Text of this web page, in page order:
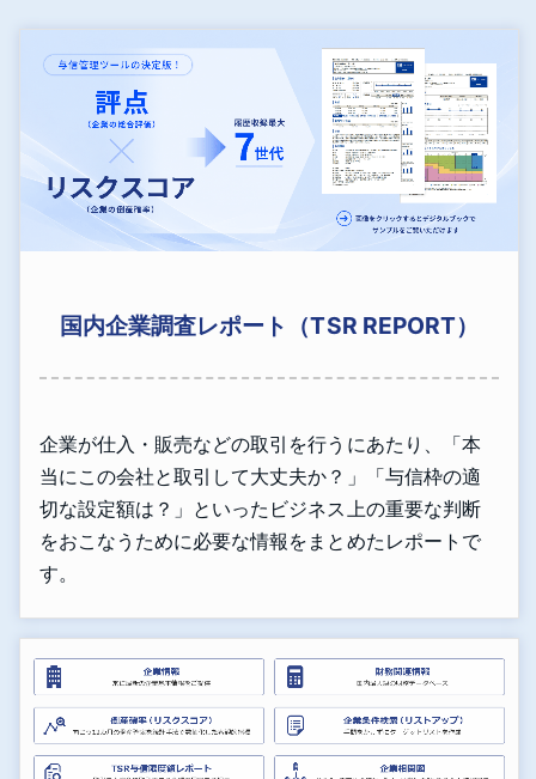
国内企業調査レポート（TSR REPORT）
企業が仕入・販売などの取引を行うにあたり、「本
当にこの会社と取引して大丈夫か？」「与信枠の適
切な設定額は？」といったビジネス上の重要な判断
をおこなうために必要な情報をまとめたレポートで
す。